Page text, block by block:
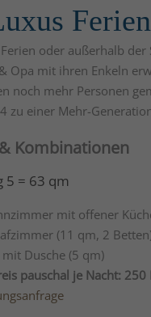
oder außerhalb
Opa mit ihren Enkeln
noch mehr Personen
zu einer Mehr-
Kombinationen
5 = 63 qm
mit offener
(11 qm, 2
mit Dusche (5 qm)
pauschal je Nacht: 250